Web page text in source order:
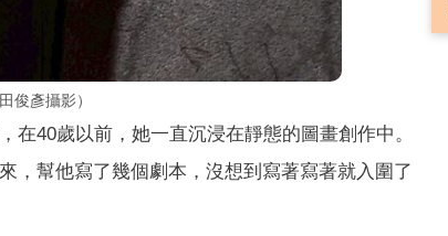
俊彥攝影）
40歲以前，她一直沉浸在靜態的圖畫創作中。
，幫他寫了幾個劇本，沒想到寫著寫著就入圍了